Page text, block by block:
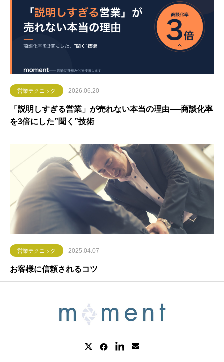
営業テクニック 2026.06.20
「説明しすぎる営業」が売れない本当の理由──商談化率
を3倍にした”聞く”技術
営業テクニック 2025.04.07
お客様に信頼されるコツ